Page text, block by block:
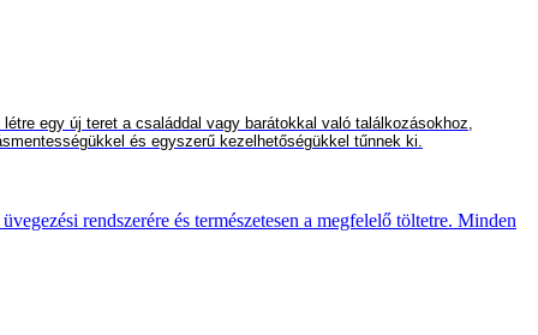
egy új teret a családdal vagy barátokkal való találkozásokhoz,
és egyszerű kezelhetőségükkel tűnnek ki.
rendszerére és természetesen a megfelelő töltetre. Minden